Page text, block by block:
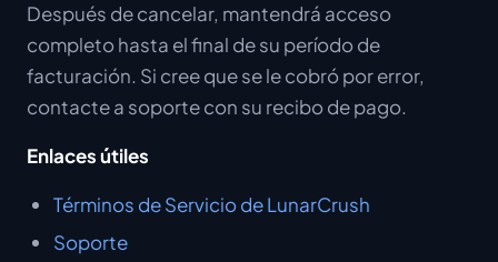
Después de cancelar, mantendrá acceso
completo hasta el final de su período de
facturación. Si cree que se le cobró por error,
contacte a soporte con su recibo de pago.
Enlaces útiles
Términos de Servicio de LunarCrush
Soporte